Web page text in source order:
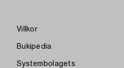
Villkor
Bukipedia
Systembolagets